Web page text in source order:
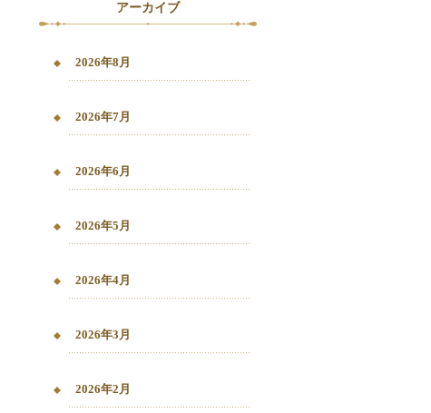
アーカイブ
2026年8月
2026年7月
2026年6月
2026年5月
2026年4月
2026年3月
2026年2月